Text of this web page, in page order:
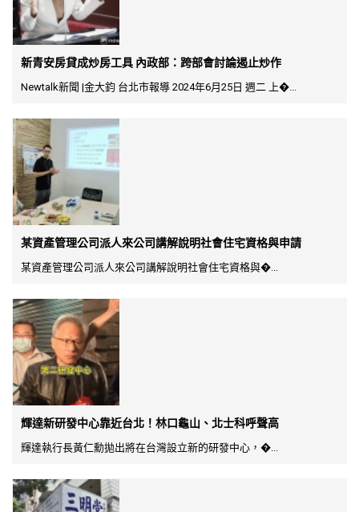
新青安房貸成炒房工具 內政部：跨部會討論遏止炒作
Newtalk新聞 |金大鈞 台北市報導 2024年6月25日 週二 上�...
某資產管理公司派人來公司講解說明社會住宅資格與申請
某資產管理公司派人來公司講解說明社會住宅資格與�...
輝達新研發中心靠近台北！林口龜山、北士科呼聲高
輝達執行長黃仁勳拋出將在台灣設立新的研發中心，�...